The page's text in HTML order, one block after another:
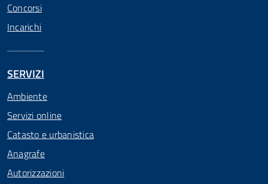
Concorsi
Incarichi
SERVIZI
Ambiente
Servizi online
Catasto e urbanistica
Anagrafe
Autorizzazioni